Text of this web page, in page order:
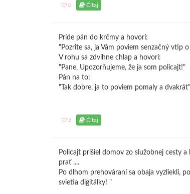
0 Čítaj
Príde pán do krčmy a hovorí:
"Pozrite sa, ja Vám poviem senzačný vtip
V rohu sa zdvihne chlap a hovorí:
"Pane, Upozorňujeme, že ja som policajt!"
Pán na to:
"Tak dobre, ja to poviem pomaly a
2 Čítaj
Policajt prišiel domov zo služobnej cesty
prať ....
Po dlhom prehováraní sa obaja vyzliekli,
svietia digitálky! "